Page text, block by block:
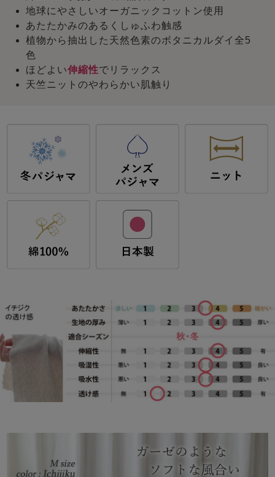
地球にやさしいオーガニックコットン使用
あたたかみのあるくしゅふわ触感
植物から抽出した天然色素のボタニカルダイ全5
色
ほどよい伸縮性でリラックス
天竺ニットのやわらかい肌触り